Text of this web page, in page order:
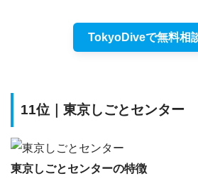
TokyoDiveで無料相
11位｜東京しごとセンター
東京しごとセンターの特徴